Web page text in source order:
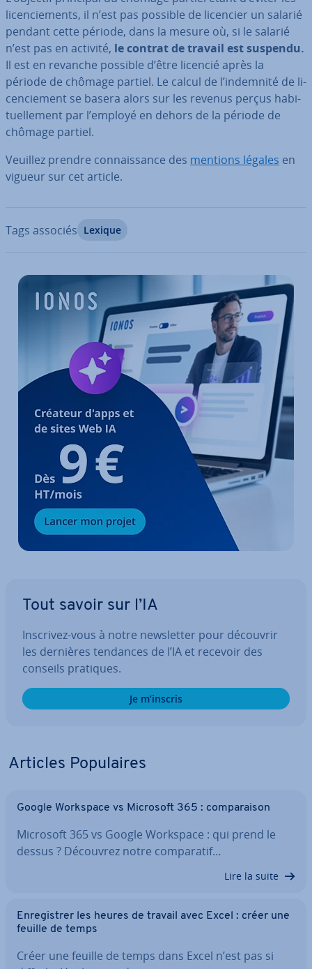
li­cen­cie­ments, il n’est pas possible de licencier un salarié
pendant cette période, dans la mesure où, si le salarié
n’est pas en activité, le contrat de travail est suspendu.
Il est en revanche possible d’être licencié après la
période de chômage partiel. Le calcul de l’indemnité de li­
cen­cie­ment se basera alors sur les revenus perçus ha­bi­
tuel­le­ment par l’employé en dehors de la période de
chômage partiel.
Veuillez prendre con­nais­sance des mentions légales en
vigueur sur cet article.
Tags associés Lexique
Aller au menu principal
Tout savoir sur l’IA
Inscrivez-vous à notre news­let­ter pour découvrir
les dernières tendances de l’IA et recevoir des
conseils pratiques.
Je m’inscris
Articles Po­pu­laires
Google Workspace vs Microsoft 365 : com­pa­rai­son
Microsoft 365 vs Google Workspace : qui prend le
dessus ? Découvrez notre com­pa­ra­tif…
Lire la suite
En­re­gis­trer les heures de travail avec Excel : créer une
feuille de temps
Créer une feuille de temps dans Excel n’est pas si